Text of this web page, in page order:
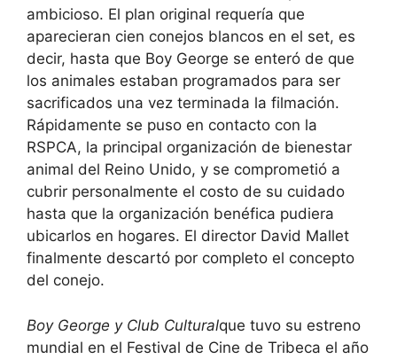
ambicioso. El plan original requería que
aparecieran cien conejos blancos en el set, es
decir, hasta que Boy George se enteró de que
los animales estaban programados para ser
sacrificados una vez terminada la filmación.
Rápidamente se puso en contacto con la
RSPCA, la principal organización de bienestar
animal del Reino Unido, y se comprometió a
cubrir personalmente el costo de su cuidado
hasta que la organización benéfica pudiera
ubicarlos en hogares. El director David Mallet
finalmente descartó por completo el concepto
del conejo.
Boy George y Club Culturalque tuvo su estreno
mundial en el Festival de Cine de Tribeca el año